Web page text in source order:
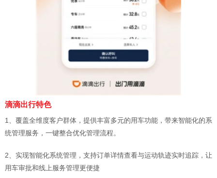
滴滴出行特色
1、覆盖全维度客户群体，提供丰富多元的用车功能，带来智能化的系
统管理服务，一键整合优化管理流程。
2、实现智能化系统管理，支持订单详情查看与运动轨迹实时追踪，让
用车审批和线上服务管理更便捷